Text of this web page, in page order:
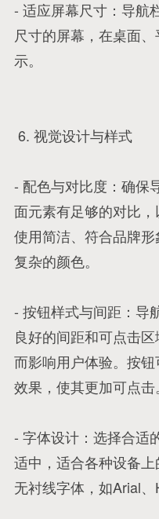
- 适应屏幕尺寸：导航
尺寸的屏幕，在桌面
示。
6. 视觉设计与样式
- 配色与对比度：确保
面元素有足够的对比，
使用简洁、符合品牌
复杂的颜色。
- 按钮样式与间距：导
良好的间距和可点击
而影响用户体验。按
效果，使其更加可点击。
- 字体设计：选择合适
适中，适合各种设备
无衬线字体，如Arial、